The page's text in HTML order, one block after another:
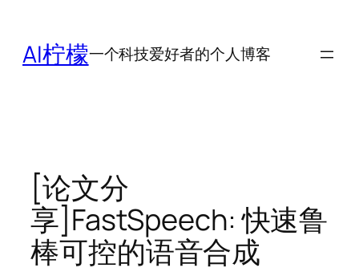
AI柠檬一个科技爱好者的个人博客
[论文分
享]FastSpeech: 快速鲁
棒可控的语音合成